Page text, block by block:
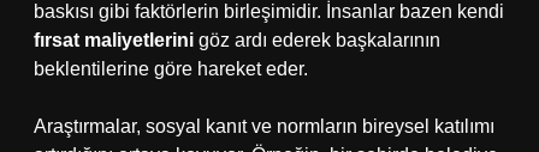
baskısı gibi faktörlerin birleşimidir. İnsanlar bazen kendi
fırsat maliyetlerini göz ardı ederek başkalarının
beklentilerine göre hareket eder.
Araştırmalar, sosyal kanıt ve normların bireysel katılımı